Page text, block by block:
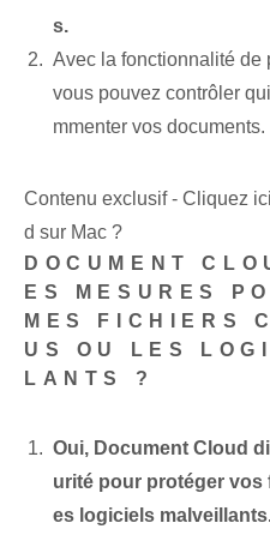
s.
Avec la fonctionnalité de
vous pouvez contrôler
mmenter vos documents.
Contenu exclusif - Cliquez
d sur Mac ?
DOCUMENT
ES MESURES
MES FICHIERS
US OU LES
LANTS ?
Oui, Document Cloud
urité pour protéger vos
es logiciels